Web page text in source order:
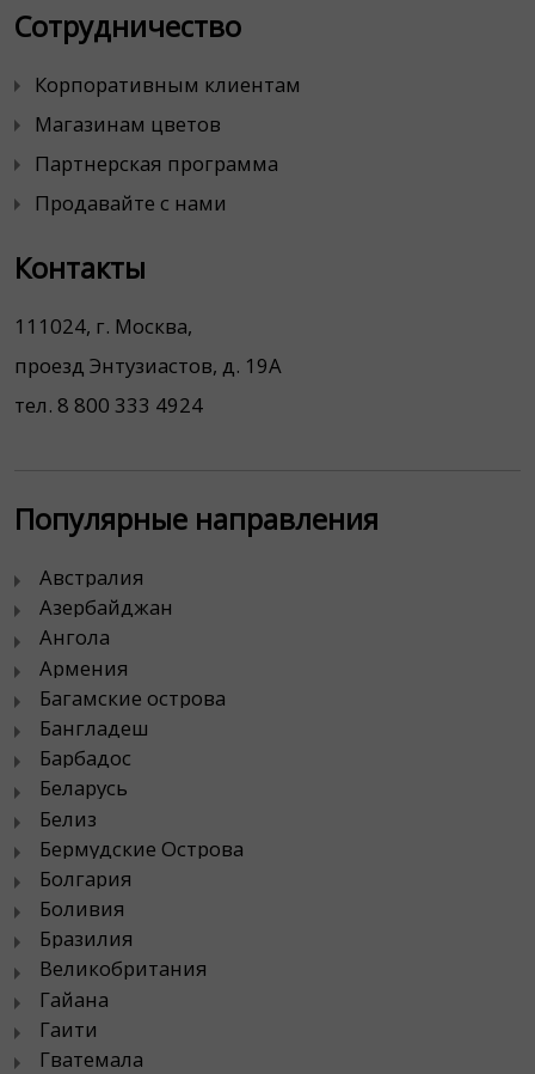
Сотрудничество
Корпоративным клиентам
Магазинам цветов
Партнерская программа
Продавайте с нами
Контакты
111024, г. Москва,
проезд Энтузиастов, д. 19А
тел. 8 800 333 4924
Популярные направления
Австралия
Азербайджан
Ангола
Армения
Багамские острова
Бангладеш
Барбадос
Беларусь
Белиз
Бермудские Острова
Болгария
Боливия
Бразилия
Великобритания
Гайана
Гаити
Гватемала